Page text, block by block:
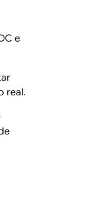
e
real.